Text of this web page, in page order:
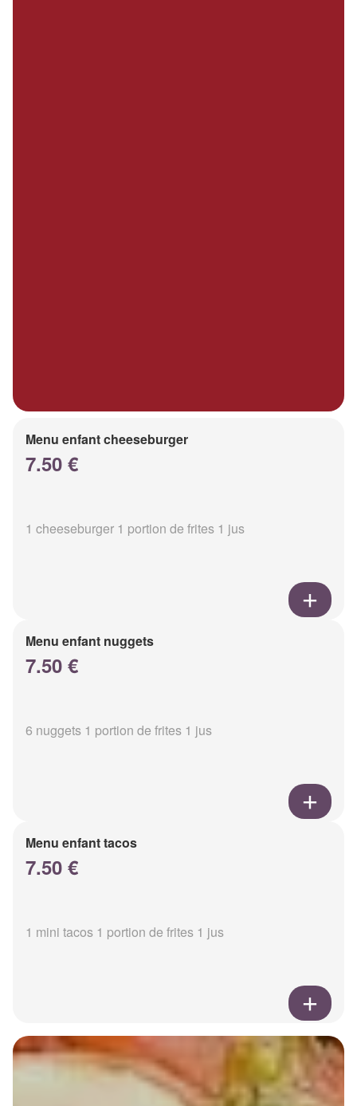
Menu enfant cheeseburger
7.50 €
1 cheeseburger 1 portion de frites 1 jus
Menu enfant nuggets
7.50 €
6 nuggets 1 portion de frites 1 jus
Menu enfant tacos
7.50 €
1 mini tacos 1 portion de frites 1 jus